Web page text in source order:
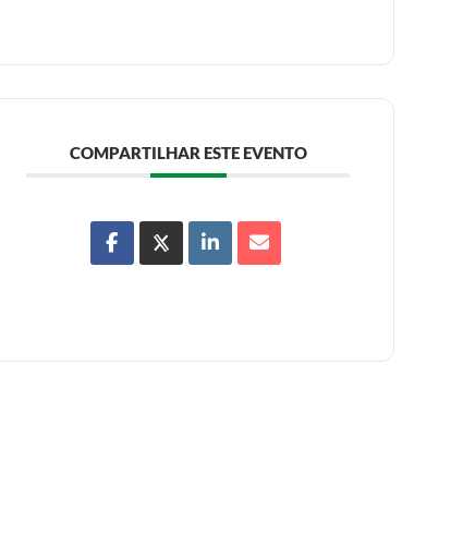
COMPARTILHAR ESTE EVENTO